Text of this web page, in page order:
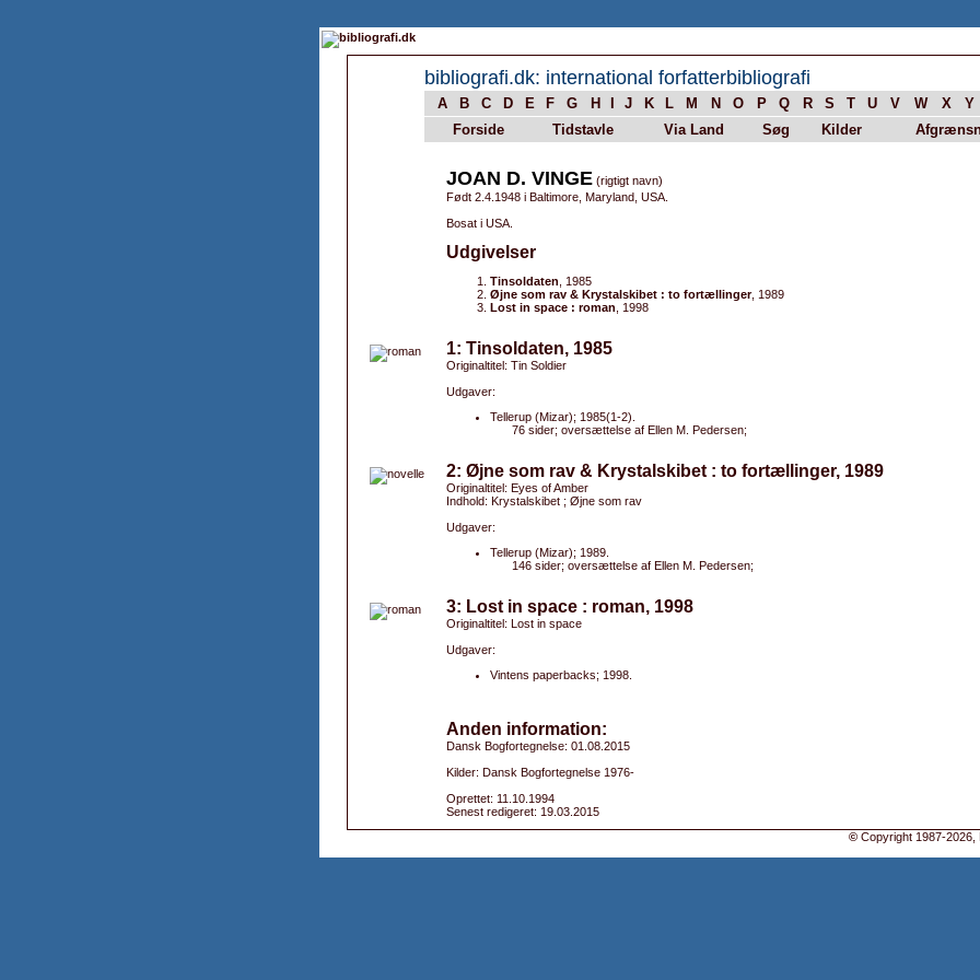
bibliografi.dk: international forfatterbibliografi
A B C D E F G H J K L M N O P Q R S T U V W X Y
Forside
Tidstavle Via Land Søg Kilder
JOAN D. VINGE (rigtigt navn)
Født 2.4.1948 i Baltimore, Maryland, USA.
Bosat i USA.
Udgivelser
Tinsoldaten , 1985
Øjne som rav & Krystalskibet : to fortællinger, 1989
Lost in space : roman , 1998
1: Tinsoldaten, 1985
Originaltitel: Tin Soldier
Udgaver:
Tellerup (Mizar); 1985(1-2).
76 sider; oversættelse af Ellen M. Pedersen;
2: Øjne som rav & Krystalskibet : to fortællinger, 1989
Originaltitel: Eyes of Amber
Indhold: Krystalskibet ; Øjne som rav
Udgaver:
Tellerup (Mizar); 1989.
146 sider; oversættelse af Ellen M. Pedersen;
3: Lost in space : roman, 1998
Originaltitel: Lost in space
Udgaver:
Vintens paperbacks; 1998.
Anden information:
Dansk Bogfortegnelse: 01.08.2015
Kilder: Dansk Bogfortegnelse 1976-
Oprettet: 11.10.1994
Senest redigeret: 19.03.2015
© Copyright 1987-